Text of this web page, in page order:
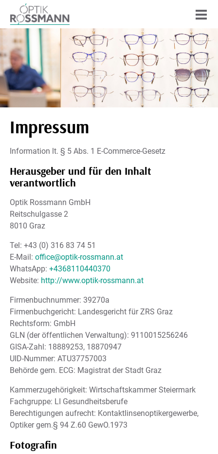
STARTSEITE
TEAM
SEHPROFIL
LEISTUNGEN
SERVICE
KONTAKT
Impressum
Information lt. § 5 Abs. 1 E-Commerce-Gesetz
Herausgeber und für den Inhalt
verantwortlich
Optik Rossmann GmbH
Reitschulgasse 2
8010 Graz
Tel: +43 (0) 316 83 74 51
E-Mail: office@optik-rossmann.at
WhatsApp: +4368110440370
Website: http://www.optik-rossmann.at
Firmenbuchnummer: 39270a
Firmenbuchgericht: Landesgericht für ZRS Graz
Rechtsform: GmbH
GLN (der öffentlichen Verwaltung): 9110015256246
GISA-Zahl: 18889253, 18870947
UID-Nummer: ATU37757003
Behörde gem. ECG: Magistrat der Stadt Graz
Kammerzugehörigkeit: Wirtschaftskammer Steiermark
Fachgruppe: LI Gesundheitsberufe
Berechtigungen aufrecht: Kontaktlinsenoptikergewerbe,
Optiker gem.§ 94 Z.60 GewO.1973
Fotografin